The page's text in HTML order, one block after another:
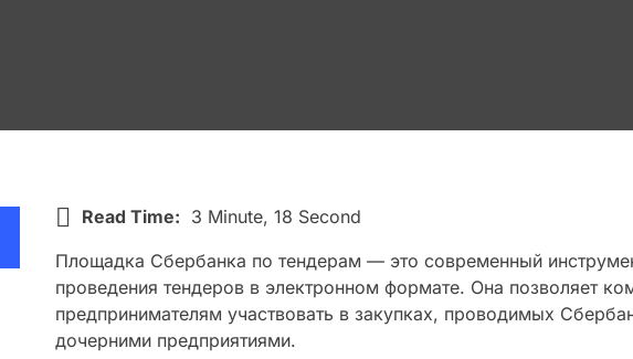
Read Time: 3 Minute, 18 Second
Площадка Сбербанка по тендерам — это современный
проведения тендеров в электронном формате. Она позволяет
предпринимателям участвовать в закупках, проводимых
дочерними предприятиями.